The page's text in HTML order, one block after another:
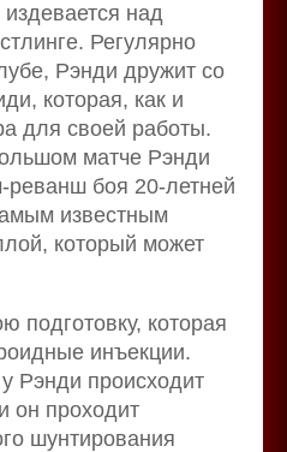
над
Регулярно
Рэнди дружит со
которая, как и
для своей работы.
матче Рэнди
реванш боя 20-летней
известным
который может
подготовку, которая
инъекции.
Рэнди происходит
он проходит
шунтирования